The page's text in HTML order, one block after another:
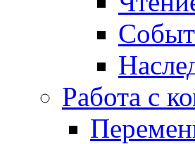
Работа с